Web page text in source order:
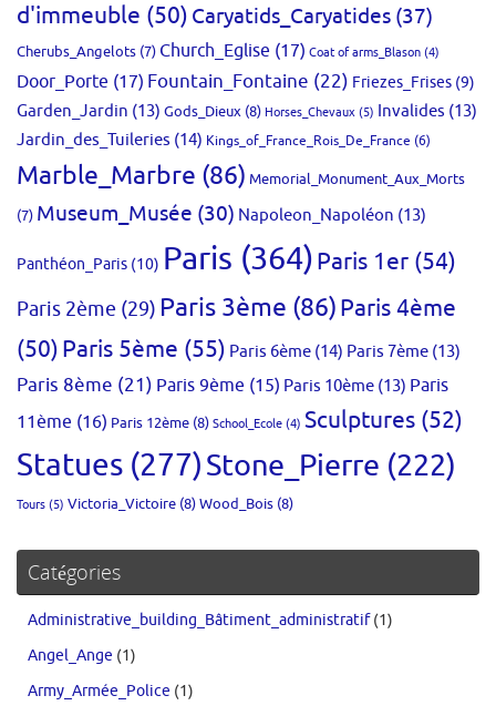
d'immeuble (50) Caryatids_Caryatides (37)
Cherubs_Angelots (7) Church_Eglise (17) Coat of arms_Blason (4)
Door_Porte (17) Fountain_Fontaine (22) Friezes_Frises (9)
Garden_Jardin (13) Gods_Dieux (8) Horses_Chevaux (5) Invalides (13)
Jardin_des_Tuileries (14) Kings_of_France_Rois_De_France (6)
Marble_Marbre (86) Memorial_Monument_Aux_Morts
(7) Museum_Musée (30) Napoleon_Napoléon (13)
Panthéon_Paris (10) Paris (364)Paris 1er (54)
Paris 2ème (29) Paris 3ème (86)Paris 4ème
(50)Paris 5ème (55) Paris 6ème (14) Paris 7ème (13)
Paris 8ème (21) Paris 9ème (15) Paris 10ème (13) Paris
11ème (16) Paris 12ème (8) School_Ecole (4) Sculptures (52)
Statues (277)Stone_Pierre (222)
Tours (5) Victoria_Victoire (8)Wood_Bois (8)
Catégories
Administrative_building_Bâtiment_administratif(1)
Angel_Ange (1)
Army_Armée_Police (1)